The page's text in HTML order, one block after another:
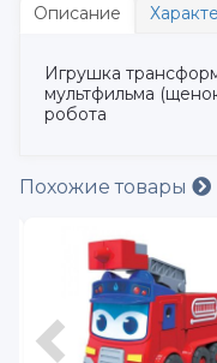
Описание
Игрушка
мультфильма
робота
Похожие товары